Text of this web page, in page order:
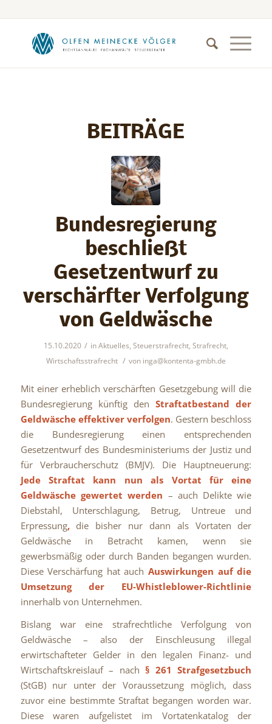
BEITRÄGE
Bundesregierung
beschließt
Gesetzentwurf zu
verschärfter Verfolgung
von Geldwäsche
15.10.2020 / inAktuelles, Steuerstrafrecht, Strafrecht,
Wirtschaftsstrafrecht / von inga@kontenta-gmbh.de
Mit einer erheblich verschärften Gesetzgebung will die
Bundesregierung künftig denStraftatbestand der
Geldwäsche effektiver verfolgen. Gestern beschloss
die Bundesregierung einen entsprechenden
Gesetzentwurf des Bundesministeriums der Justiz und
für Verbraucherschutz (BMJV). Die Hauptneuerung:
Jede Straftat kann nun als Vortat für eine
Geldwäsche gewertet werden – auch Delikte wie
Diebstahl, Unterschlagung, Betrug, Untreue und
Erpressung, die bisher nur dann als Vortaten der
Geldwäsche in Betracht kamen, wenn sie
gewerbsmäßig oder durch Banden begangen wurden.
Diese Verschärfung hat auchAuswirkungen auf die
Umsetzung der EU-Whistleblower-Richtlinie
innerhalb von Unternehmen.
Bislang war eine strafrechtliche Verfolgung von
Geldwäsche – also der Einschleusung illegal
erwirtschafteter Gelder in den legalen Finanz- und
Wirtschaftskreislauf – nach § 261 Strafgesetzbuch
(StGB) nur unter der Voraussetzung möglich, dass
zuvor eine bestimmte Straftat begangen worden war.
Diese waren aufgelistet im Vortatenkatalog der